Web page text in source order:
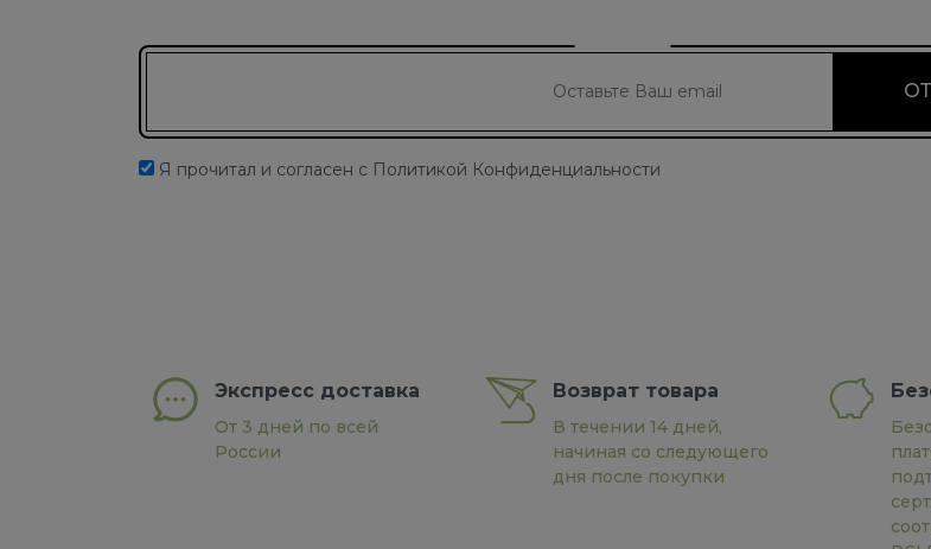
Я прочитал и согласен с Политикой Конфиденциальности
Экспресс доставка
От 3 дней по всей
России
Возврат товара
В течении 14 дней,
начиная со следующего
дня после покупки